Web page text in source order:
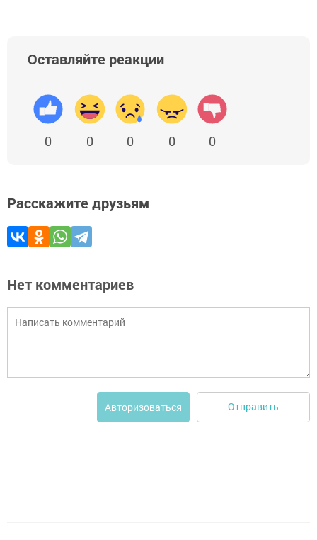
Оставляйте реакции
0 0 0 0 0
Расскажите друзьям
Нет комментариев
Авторизоваться Отправить